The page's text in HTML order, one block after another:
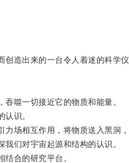
造出来的一台令人着迷的科学仪
噬一切接近它的物质和能量。
识。
相互作用，将物质送入黑洞，
们对宇宙起源和结构的认识。
合的研究平台。